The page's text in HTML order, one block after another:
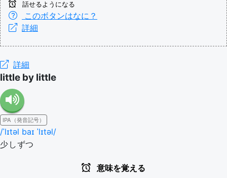
話せるようになる
このボタンはなに？
詳細
詳細
little by little
IPA（発音記号）
/ˈlɪtəl baɪ ˈlɪtəl/
少しずつ
意味を覚える